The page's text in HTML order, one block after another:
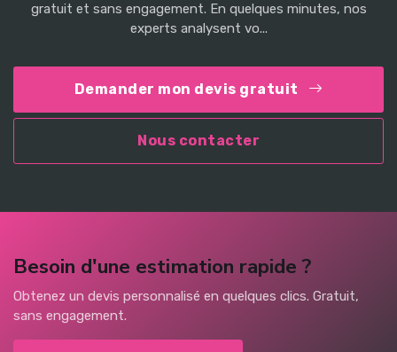
gratuit et sans engagement. En quelques minutes, nos
experts analysent vo...
Demander mon devis gratuit
Nous contacter
Besoin d'une estimation rapide ?
Obtenez un devis personnalisé en quelques clics. Gratuit,
sans engagement.